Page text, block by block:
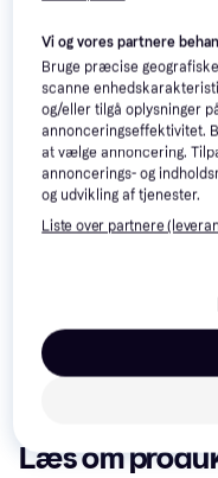
Hama Midi Perler
1000 Stk Transparent
Rosa
Læs om
Vi og vores partnere
Bruge præcise
scanne
og/eller tilgå oplysninger
annonceringseffektivitet.
at vælge annoncering.
annoncerings- og
og udvikling af tjenester.
Liste over partnere